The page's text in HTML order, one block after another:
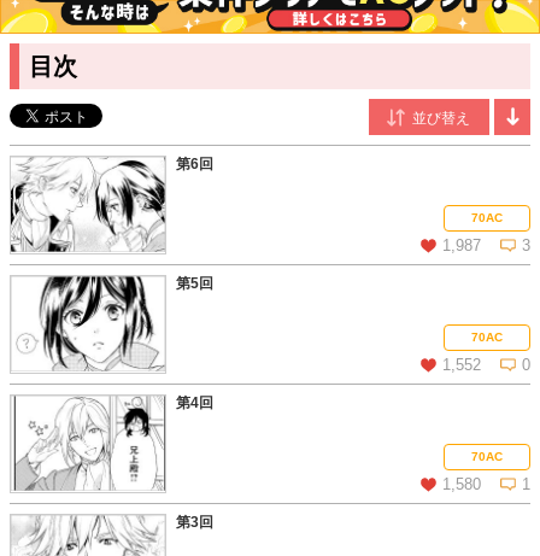
い物が好物。
目次
第6回
70AC
1,987 3
この話を読む コメントを見る
第5回
70AC
1,552 0
この話を読む コメントを見る
第4回
70AC
1,580 1
第3回